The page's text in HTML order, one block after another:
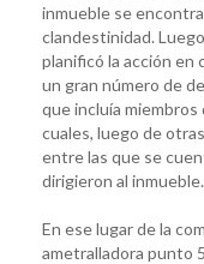
inmueble se
clandestinidad.
planificó la acción en
un gran número de
que incluía
cuales, luego de
entre las que se
dirigieron al inmueble.
En ese lugar de la
ametralladora punto